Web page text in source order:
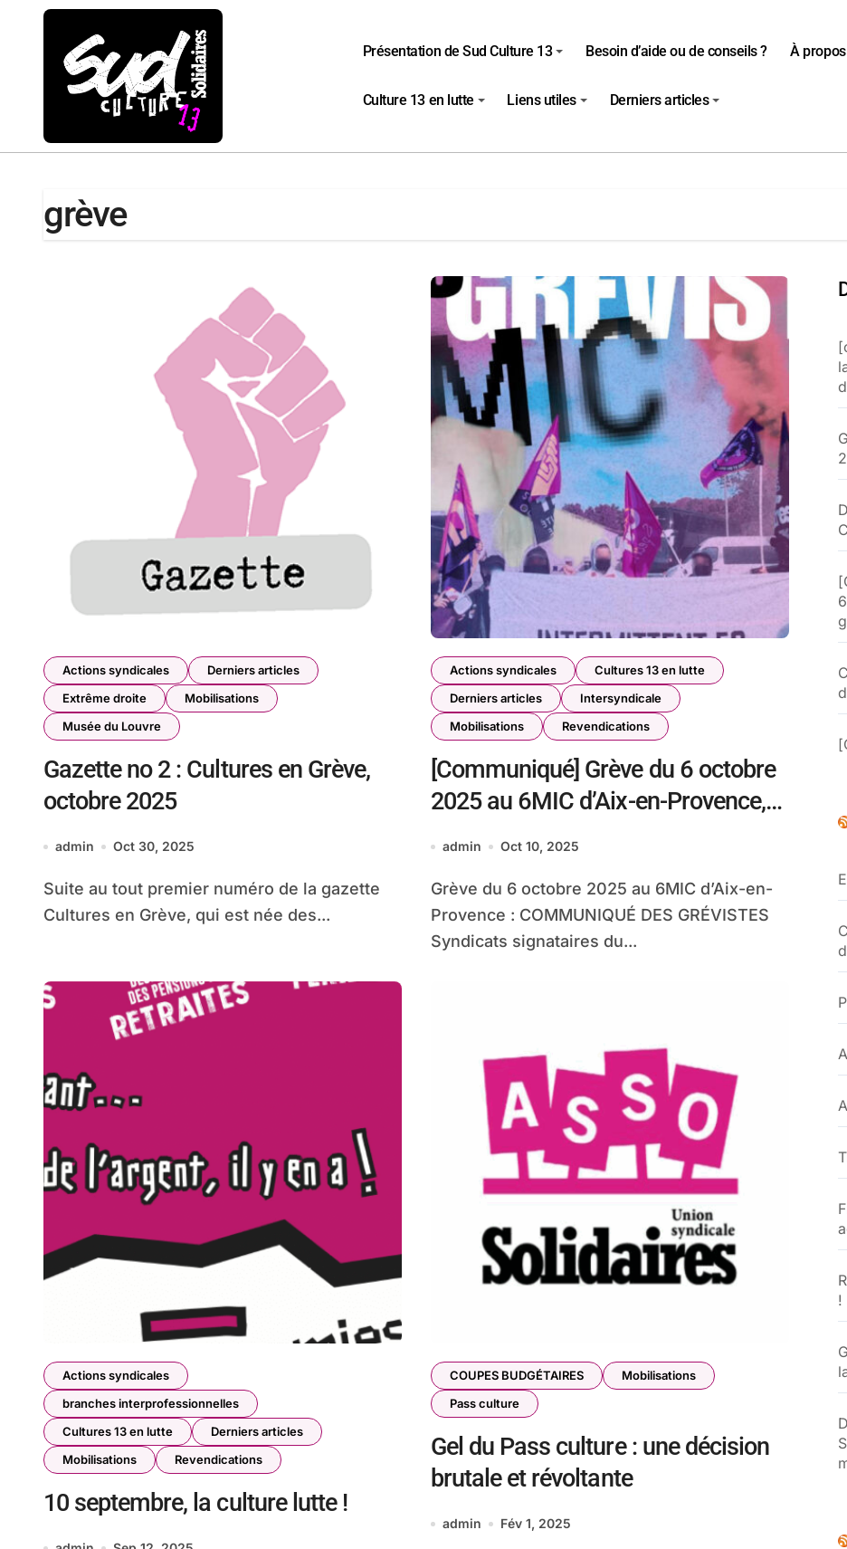
Passer
Présentation de Sud Culture 13 Besoin d’aide ou de conseils ? À
Culture 13 en lutte Liens utiles Derniers articles
grève
Actions syndicales
Derniers articles
Extrême droite
Mobilisations
Musée du Louvre
Gazette no 2 : Cultures en Grève,
octobre 2025
admin Oct 30, 2025
Suite au tout premier numéro de la gazette
Cultures en Grève, qui est née des...
Actions syndicales
Cultures 13 en lutte
Derniers articles
Intersyndicale
Mobilisations
Revendications
[Communiqué] Grève du 6 octobre
2025 au 6MIC d’Aix-en-Provence,
communiqué des grévistes
admin Oct 10, 2025
Grève du 6 octobre 2025 au 6MIC d’Aix-en-
Provence : COMMUNIQUÉ DES GRÉVISTES
Syndicats signataires du...
Actions syndicales
branches interprofessionnelles
Cultures 13 en lutte
Derniers articles
Mobilisations
Revendications
10 septembre, la culture lutte !
COUPES BUDGÉTAIRES
Mobilisations
Pass culture
Gel du Pass culture : une décision
brutale et révoltante
admin Fév 1, 2025
!